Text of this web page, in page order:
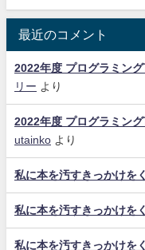
最近のコメント
2022年度 プログラミン
リー より
2022年度 プログラミン
utainko より
私に本を汚すきっかけを
私に本を汚すきっかけを
私に本を汚すきっかけを